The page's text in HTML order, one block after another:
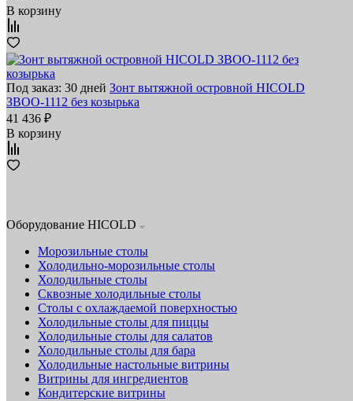
В корзину
Под заказ: 30 дней Зонт вытяжной островной HICOLD
ЗВОО-1112 без козырька
41 436 ₽
В корзину
Оборудование HICOLD
Морозильные столы
Холодильно-морозильные столы
Холодильные столы
Сквозные холодильные столы
Столы с охлаждаемой поверхностью
Холодильные столы для пиццы
Холодильные столы для салатов
Холодильные столы для бара
Холодильные настольные витрины
Витрины для ингредиентов
Кондитерские витрины